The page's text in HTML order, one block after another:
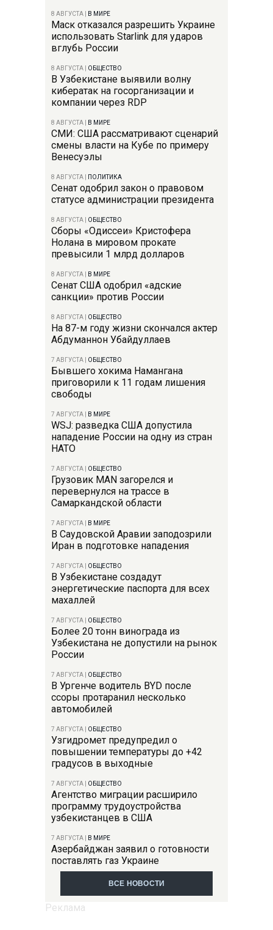
8 АВГУСТА В МИРЕ
Маск отказался разрешить Украине
использовать Starlink для ударов
вглубь России
8 АВГУСТА ОБЩЕСТВО
В Узбекистане выявили волну
кибератак на госорганизации и
компании через RDP
8 АВГУСТА В МИРЕ
СМИ: США рассматривают сценарий
смены власти на Кубе по примеру
Венесуэлы
8 АВГУСТА ПОЛИТИКА
Сенат одобрил закон о правовом
статусе администрации президента
8 АВГУСТА ОБЩЕСТВО
Сборы «Одиссеи» Кристофера
Нолана в мировом прокате
превысили 1 млрд долларов
8 АВГУСТА В МИРЕ
Сенат США одобрил «адские
санкции» против России
8 АВГУСТА ОБЩЕСТВО
На 87-м году жизни скончался актер
Абдуманнон Убайдуллаев
7 АВГУСТА ОБЩЕСТВО
Бывшего хокима Намангана
приговорили к 11 годам лишения
свободы
7 АВГУСТА В МИРЕ
WSJ: разведка США допустила
нападение России на одну из стран
НАТО
7 АВГУСТА ОБЩЕСТВО
Грузовик MAN загорелся и
перевернулся на трассе в
Самаркандской области
7 АВГУСТА В МИРЕ
В Саудовской Аравии заподозрили
Иран в подготовке нападения
7 АВГУСТА ОБЩЕСТВО
В Узбекистане создадут
энергетические паспорта для всех
махаллей
7 АВГУСТА ОБЩЕСТВО
Более 20 тонн винограда из
Узбекистана не допустили на рынок
России
7 АВГУСТА ОБЩЕСТВО
В Ургенче водитель BYD после
ссоры протаранил несколько
автомобилей
7 АВГУСТА ОБЩЕСТВО
Узгидромет предупредил о
повышении температуры до +42
градусов в выходные
7 АВГУСТА ОБЩЕСТВО
Агентство миграции расширило
программу трудоустройства
узбекистанцев в США
7 АВГУСТА В МИРЕ
Азербайджан заявил о готовности
поставлять газ Украине
ВСЕ НОВОСТИ